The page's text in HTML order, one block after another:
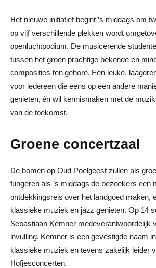
Het nieuwe initiatief begint ’s middags om
op vijf verschillende plekken wordt
openluchtpodium. De musicerende
tussen het groen prachtige bekende en
composities ten gehore. Een leuke,
voor iedereen die eens op een andere
genieten, én wil kennismaken met de
van de toekomst.
Groene concertzaal
De bomen op Oud Poelgeest zullen als
fungeren als ’s middags de bezoekers een
ontdekkingsreis over het landgoed maken,
klassieke muziek en jazz genieten. Op 14
Sebastiaan Kemner medeverantwoordelijk
invulling. Kemner is een gevestigde naam
klassieke muziek en tevens zakelijk leider
Hofjesconcerten.